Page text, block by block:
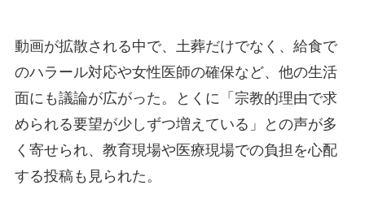
動画が拡散される中で、土葬だけでなく、給食で
のハラール対応や女性医師の確保など、他の生活
面にも議論が広がった。とくに「宗教的理由で求
められる要望が少しずつ増えている」との声が多
く寄せられ、教育現場や医療現場での負担を心配
する投稿も見られた。